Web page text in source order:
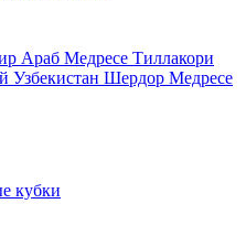
Араб Медресе Тиллакори
Узбекистан Шердор Медресе
кубки